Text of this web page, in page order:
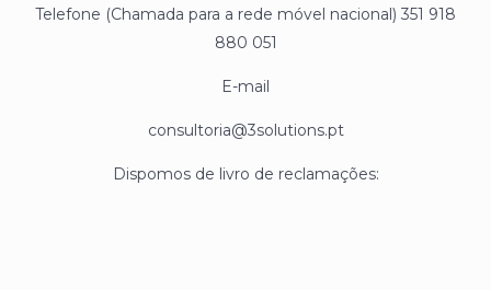
Telefone (Chamada para a rede móvel nacional) 351 918
880 051
E-mail
consultoria@3solutions.pt
Dispomos de livro de reclamações: